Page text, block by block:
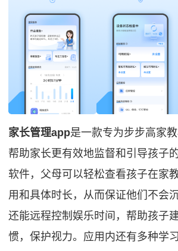
家长管理app是一款专为步步高家教
帮助家长更有效地监督和引导孩子
软件，父母可以轻松查看孩子在家
用和具体时长，从而保证他们不会
还能远程控制娱乐时间，帮助孩子
惯，保护视力。应用内还有多种学